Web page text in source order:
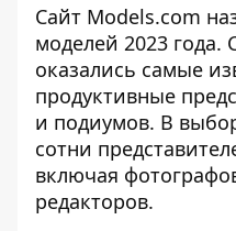
Сайт Models.com
моделей 2023 года.
оказались самые
продуктивные
и подиумов. В
сотни
включая
редакторов.